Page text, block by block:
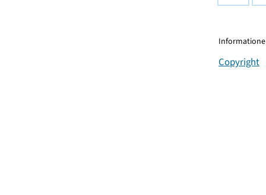
Copyright